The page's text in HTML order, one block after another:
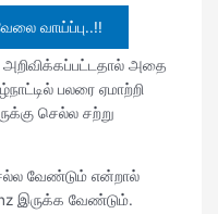
வாய்ப்பு..!!
அதை
பலரை ஏமாற்றி
செல்ல சற்று
வேண்டும் என்றால்
இருக்க வேண்டும்.